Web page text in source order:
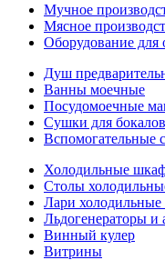
Мучное
Мясное
Оборудование для
Душ
Ванны моечные
Посудомоечные
Сушки для бокалов
Вспомогательные
Холодильные
Столы
Лари
Льдогенераторы и
Винный кулер
Витрины